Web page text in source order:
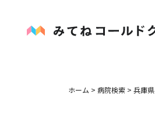
ホーム > 病院検索 > 兵庫県